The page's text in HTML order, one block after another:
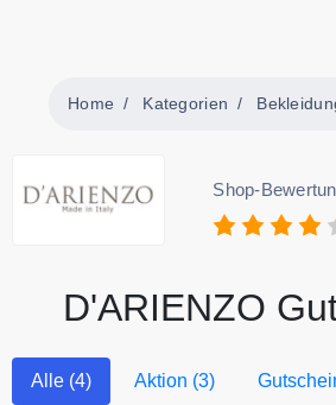
Home Kategorien
Shop-
D'ARIENZO
Alle (4) Aktion (3)